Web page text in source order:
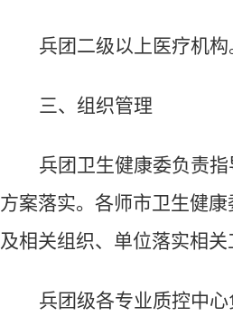
兵团二级以上医疗机构
三、组织管理
兵团卫生健康委负责
方案落实。各师市卫生健
及相关组织、单位落实相
兵团级各专业质控中